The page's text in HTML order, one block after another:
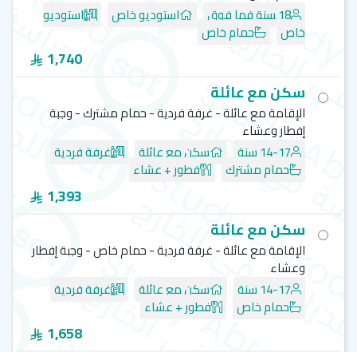
18 سنة فما فوق
استوديو خاص استوديو
خاص حمام خاص
1,740
سكن مع عائلة
الإقامة مع عائلة - غرفة فردية - حمام مشترك - وجبة
إفطار وعشاء
14-17 سنة
سكن مع عائلة غرفة فردية
حمام مشترك فطور + عشاء
1,393
سكن مع عائلة
الإقامة مع عائلة - غرفة فردية - حمام خاص - وجبة إفطار
وعشاء
14-17 سنة
سكن مع عائلة غرفة فردية
حمام خاص فطور + عشاء
1,658